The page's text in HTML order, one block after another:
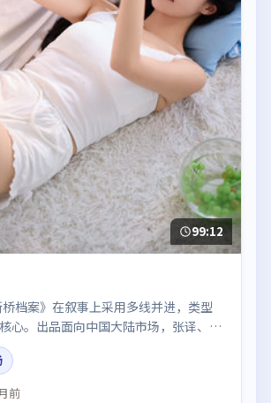
99:12
档案》在叙事上采用多线并进，类型
心。出品面向中国大陆市场，张译、秦
角色推动关键反转，结尾留白引发讨
前